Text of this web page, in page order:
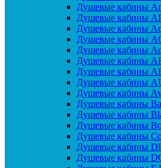
Душевые кабины
Душевые кабины
Душевые кабины
Душевые кабины
Душевые кабины
Душевые кабины
Душевые кабины
Душевые кабины
Душевые кабины
Душевые кабины
Душевые кабины
Душевые кабины
Душевые кабины
Душевые кабины
Душевые кабины